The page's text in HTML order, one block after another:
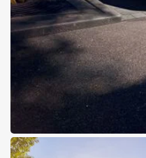
30.04.2026